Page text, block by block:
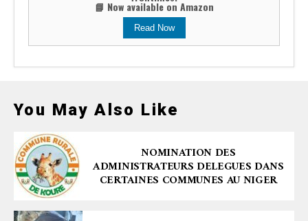
📘 Now available on Amazon
Read Now
You May Also Like
NOMINATION DES
ADMINISTRATEURS DELEGUES DANS
CERTAINES COMMUNES AU NIGER